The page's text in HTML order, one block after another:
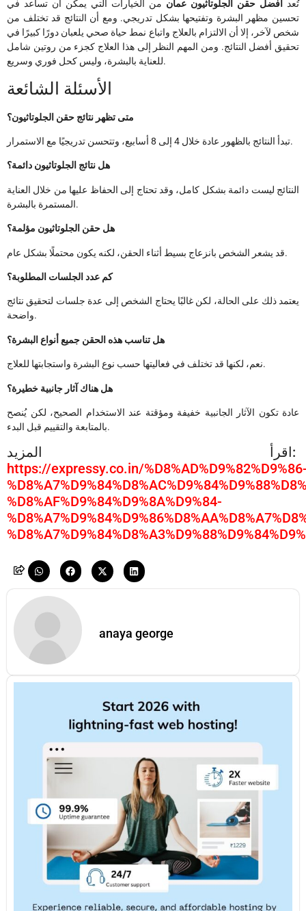
تُعد أفضل حقن الجلوتاثيون عمان من الخيارات التي يمكن أن تساعد في
تحسين مظهر البشرة وتفتيحها بشكل تدريجي. ومع أن النتائج قد تختلف من
شخص لآخر، إلا أن الالتزام بالعلاج واتباع نمط حياة صحي يلعبان دورًا كبيرًا في
تحقيق أفضل النتائج. ومن المهم النظر إلى هذا العلاج كجزء من روتين شامل
للعناية بالبشرة، وليس كحل فوري وسريع.
الأسئلة الشائعة
متى تظهر نتائج حقن الجلوتاثيون؟
تبدأ النتائج بالظهور عادة خلال 4 إلى 8 أسابيع، وتتحسن تدريجيًا مع الاستمرار.
هل نتائج الجلوتاثيون دائمة؟
النتائج ليست دائمة بشكل كامل، وقد تحتاج إلى الحفاظ عليها من خلال العناية
المستمرة بالبشرة.
هل حقن الجلوتاثيون مؤلمة؟
قد يشعر الشخص بانزعاج بسيط أثناء الحقن، لكنه يكون محتملًا بشكل عام.
كم عدد الجلسات المطلوبة؟
يعتمد ذلك على الحالة، لكن غالبًا يحتاج الشخص إلى عدة جلسات لتحقيق نتائج
واضحة.
هل تناسب هذه الحقن جميع أنواع البشرة؟
نعم، لكنها قد تختلف في فعاليتها حسب نوع البشرة واستجابتها للعلاج.
هل هناك آثار جانبية خطيرة؟
عادة تكون الآثار الجانبية خفيفة ومؤقتة عند الاستخدام الصحيح، لكن يُنصح
بالمتابعة والتقييم قبل البدء.
اقرأ المزيد:
https://expressy.co.in/
%D8%AF%D9%84%D9%8A%D9%84-
anaya george